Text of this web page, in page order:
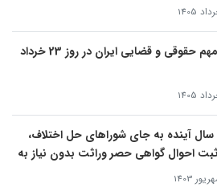
تحولات مهم حقوقی و قضایی ایران در روز 23 خرداد
سال آینده به جای شوراهای حل اختلاف،
احوال گواهی حصر وراثت بدون نیاز به
صادر خواهد کرد